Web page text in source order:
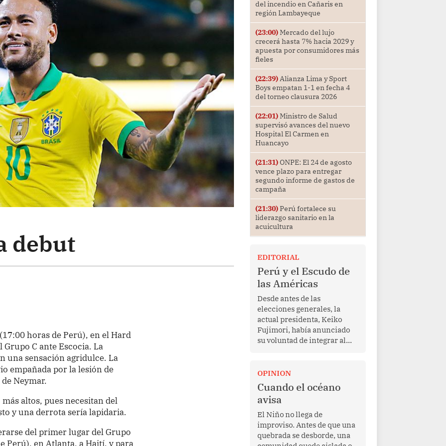
debut
horas de Perú), en el Hard
C ante Escocia. La
una sensación agridulce. La
empañada por la lesión de
Neymar.
altos, pues necesitan del
y una derrota sería lapidaria.
del primer lugar del Grupo
Perú), en Atlanta, a Haití, y para
del incendio en Cañaris en
región Lambayeque
(23:00)Mercado del lujo
crecerá hasta 7% hacia 2029 y
apuesta por consumidores más
fieles
(22:39)Alianza Lima y Sport
Boys empatan 1-1 en fecha 4
del torneo clausura 2026
(22:01)Ministro de Salud
supervisó avances del nuevo
Hospital El Carmen en
Huancayo
(21:31)ONPE: El 24 de agosto
vence plazo para entregar
segundo informe de gastos de
campaña
(21:30)Perú fortalece su
liderazgo sanitario en la
acuicultura
EDITORIAL
Perú y el Escudo de
las Américas
Desde antes de las
elecciones generales, la
actual presidenta, Keiko
Fujimori, había anunciado
su voluntad de integrar al
en marzo de este año por el
mandatario estadounidense
Donald Trump, con el fin de
enfrentar al crimen
transnacional organizado y
al tráfico de drogas.
OPINION
Cuando el océano
avisa
El Niño no llega de
improviso. Antes de que una
quebrada se desborde, una